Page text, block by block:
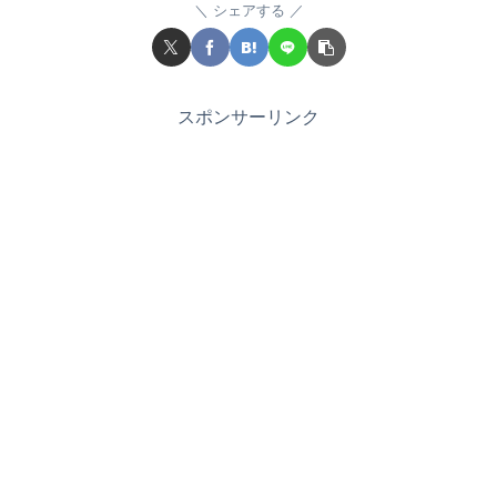
シェアする
スポンサーリンク